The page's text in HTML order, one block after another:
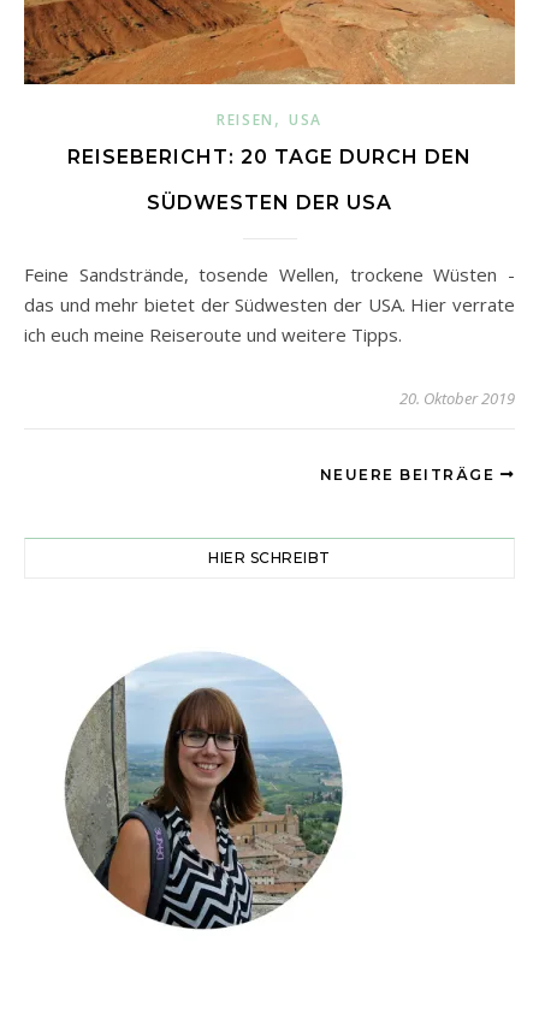
REISEN ,USA
REISEBERICHT: 20 TAGE DURCH DEN
SÜDWESTEN DER USA
Feine Sandstrände, tosende Wellen, trockene Wüsten -
das und mehr bietet der Südwesten der USA. Hier verrate
ich euch meine Reiseroute und weitere Tipps.
20. Oktober 2019
NEUERE BEITRÄGE
HIER SCHREIBT